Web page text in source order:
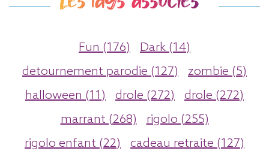
Fun (176)
Dark (14)
detournement parodie (127)
zombie (5)
halloween (11)
drole (272)
drole (272)
marrant (268)
rigolo (255)
rigolo enfant (22)
cadeau retraite (127)